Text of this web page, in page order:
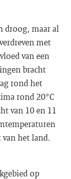
droog, maar al
met
van een
bracht
rond het
rond 20°C
van 10 en 11
van het land.
op